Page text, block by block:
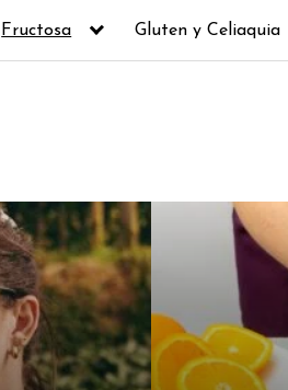
Fructosa Gluten y Celiaquia